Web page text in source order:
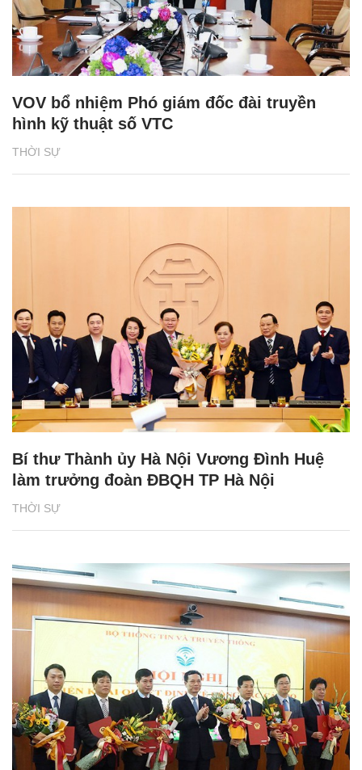
THỜI SỰ
VOV bổ nhiệm Phó giám đốc đài truyền
hình kỹ thuật số VTC
THỜI SỰ
Bí thư Thành ủy Hà Nội Vương Đình Huệ
làm trưởng đoàn ĐBQH TP Hà Nội